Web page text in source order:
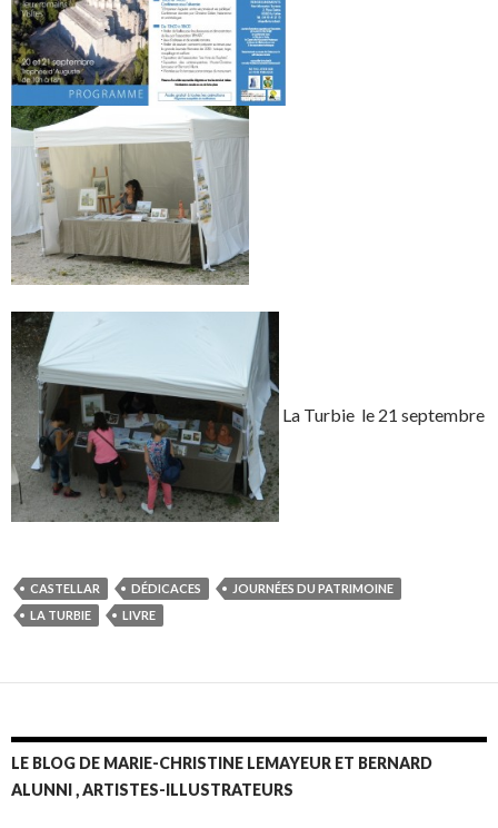
La Turbie le 21 septembre
CASTELLAR DÉDICACES
JOURNÉES DU PATRIMOINE
LA TURBIE
LIVRE
LE BLOG DE MARIE-CHRISTINE LEMAYEUR ET BERNARD
ALUNNI , ARTISTES-ILLUSTRATEURS